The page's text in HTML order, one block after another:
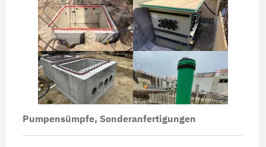
Pumpensümpfe, Sonderanfertigungen